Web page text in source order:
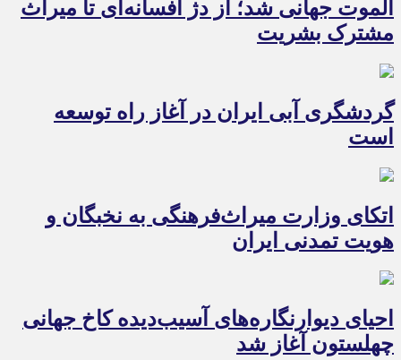
الموت جهانی شد؛ از دژ افسانه‌ای تا میراث
مشترک بشریت
گردشگری آبی ایران در آغاز راه توسعه
است
اتکای وزارت میراث‌فرهنگی به نخبگان و
هویت تمدنی ایران
احیای دیوارنگاره‌های آسیب‌دیده کاخ جهانی
چهلستون آغاز شد